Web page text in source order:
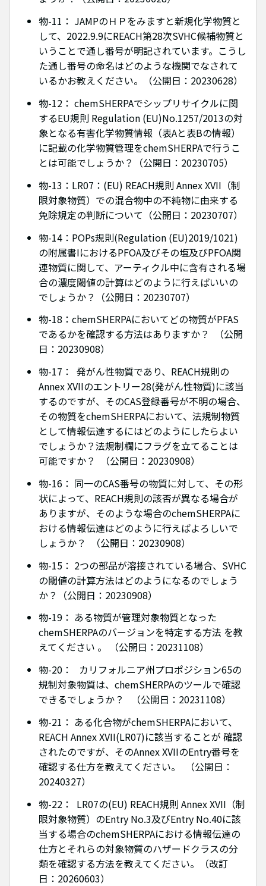
物-11： JAMPのＨＰをみますと新規化学物質と
して、2022.9.9にREACH第28次SVHC候補物質と
いうことで通し番号が明記されています。こうし
た通し番号の命名はどのような機関でなされて
いるかお教えください。（公開日：20230628）
物-12： chemSHERPAでシップリサイクルに関
するEU規則 Regulation (EU)No.1257/2013の対
象となる有害化学物質情報（表Aと表Bの情報）
に記載の化学物質管理をchemSHERPAで行うこ
とは可能でしょうか？（公開日：20230705）
物-13：LR07：(EU) REACH規則 Annex XVII（制
限対象物質）での混合物中の不純物に由来する
免除規定の判断について（公開日：20230707）
物-14：POPs規則(Regulation (EU)2019/1021)
の附属書IにおけるPFOA及びその塩及びPFOA関
連物質に関して、アーティクル中に含有される場
合の濃度閾値の計算はどのように行えばいいの
でしょうか？（公開日：20230707）
物-18：chemSHERPAにおいてどの物質がPFAS
であるかを確認する方法はありますか？ （公開
日：20230908）
物-17： 発がん性物質であり、REACH規則の
Annex XVIIのエントリー28(発がん性物質)に該当
するのですが、そのCAS登録番号が不明の場合、
その物質をchemSHERPAにおいて、法規制物質
として情報伝達するにはどのようにしたらよい
でしょうか？法規制欄にフラグを立てることは
可能ですか？ （公開日：20230908）
物-16： 同一のCAS番号の物質に対して、その形
状によって、REACH規則の該否が異なる場合が
ありますが、そのような場合のchemSHERPAに
おける情報伝達はどのように行えばよろしいで
しょうか？ （公開日：20230908）
物-15： 2つの部品が溶接されている場合、SVHC
の閾値の計算方法はどのようになるのでしょう
か？（公開日：20230908）
物-19： ある物質が管理対象物質となった
chemSHERPAのバージョンを特定する方法 を教
えてください 。 （公開日：20231108）
物-20： カリフォルニア州プロポジション65の
規制対象物質は、chemSHERPAのツールで確認
できるでしょうか？ （公開日：20231108）
物-21： ある化合物がchemSHERPAにおいて、
REACH Annex XVII(LR07)に該当することが 確認
されたのですが、そのAnnex XVIIのEntry番号を
確認する仕方を教えてください。 （公開日：
20240327）
物-22： LR07の(EU) REACH規則 Annex XVII（制
限対象物質）のEntry No.3及びEntry No.40に該
当する場合のchemSHERPAにおける情報伝達の
仕方とそれらの対象物質のハザードクラスの分
類を確認する方法を教えてください。（改訂
日：20260603）